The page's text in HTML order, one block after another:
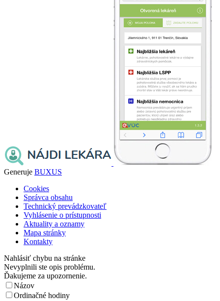
Generuje BUXUS
Cookies
Správca obsahu
Technický prevádzkovateľ
Vyhlásenie o prístupnosti
Aktuality a oznamy
Mapa stránky
Kontakty
Nahlásiť chybu na stránke
Nevyplnili ste opis problému.
Ďakujeme za upozornenie.
Názov
Ordinačné hodiny